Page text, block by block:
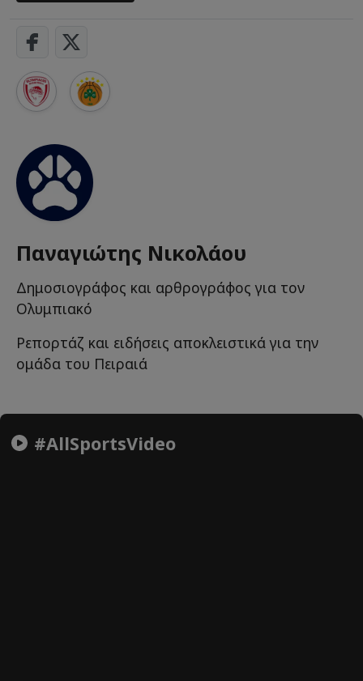
Παναγιώτης Νικολάου
Δημοσιογράφος και αρθρογράφος για τον
Ολυμπιακό
Ρεπορτάζ και ειδήσεις αποκλειστικά για την
ομάδα του Πειραιά
#AllSportsVideo